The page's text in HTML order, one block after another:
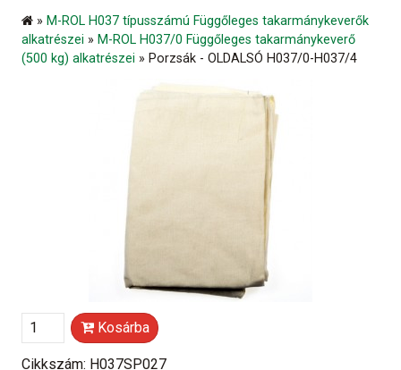
» M-ROL H037 típusszámú Függőleges takarmánykeverők
alkatrészei » M-ROL H037/0 Függőleges takarmánykeverő
(500 kg) alkatrészei » Porzsák - OLDALSÓ H037/0-H037/4
Kosárba
Cikkszám: H037SP027